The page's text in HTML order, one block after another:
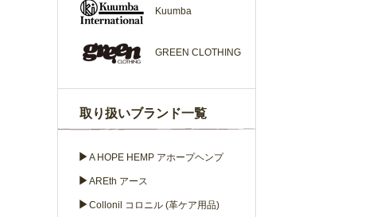
Kuumba
GREEN CLOTHING
取り扱いブランド一覧
▶ A HOPE HEMP アホープヘンプ
▶ AREth アース
▶ Collonil コロニル (革ケア用品)